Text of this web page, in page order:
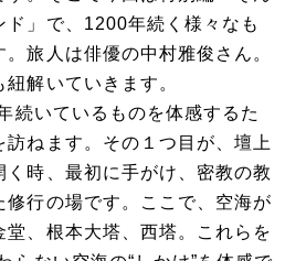
ド」で、1200年続く様々なも
旅人は俳優の中村雅俊さん。
解いていきます。
続いているものを体感するた
ねます。その１つ目が、壇上
時、最初に手がけ、密教の教
修行の場です。ここで、空海が
堂、根本大塔、西塔。これらを